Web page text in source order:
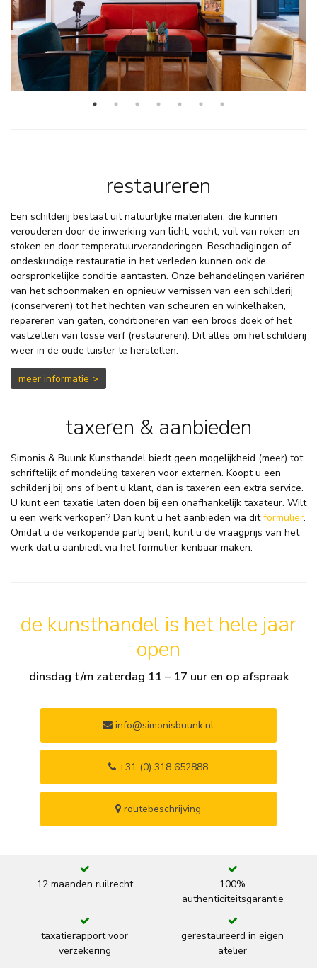
restaureren
Een schilderij bestaat uit natuurlijke materialen, die kunnen
verouderen door de inwerking van licht, vocht, vuil van roken en
stoken en door temperatuurveranderingen. Beschadigingen of
ondeskundige restauratie in het verleden kunnen ook de
oorspronkelijke conditie aantasten. Onze behandelingen variëren
van het schoonmaken en opnieuw vernissen van een schilderij
(conserveren) tot het hechten van scheuren en winkelhaken,
repareren van gaten, conditioneren van een broos doek of het
vastzetten van losse verf (restaureren). Dit alles om het schilderij
weer in de oude luister te herstellen.
meer informatie >
taxeren & aanbieden
Simonis & Buunk Kunsthandel biedt geen mogelijkheid (meer) tot
schriftelijk of mondeling taxeren voor externen. Koopt u een
schilderij bij ons of bent u klant, dan is taxeren een extra service.
U kunt een taxatie laten doen bij een onafhankelijk taxateur. Wilt
u een werk verkopen? Dan kunt u het aanbieden via ditformulier.
Omdat u de verkopende partij bent, kunt u de vraagprijs van het
werk dat u aanbiedt via het formulier kenbaar maken.
de kunsthandel is het hele jaar
open
dinsdag t/m zaterdag 11 – 17 uur en op afspraak
info@simonisbuunk.nl
+31 (0) 318 652888
routebeschrijving
12 maanden ruilrecht
100%
authenticiteitsgarantie
taxatierapport voor
verzekering
gerestaureerd in eigen
atelier